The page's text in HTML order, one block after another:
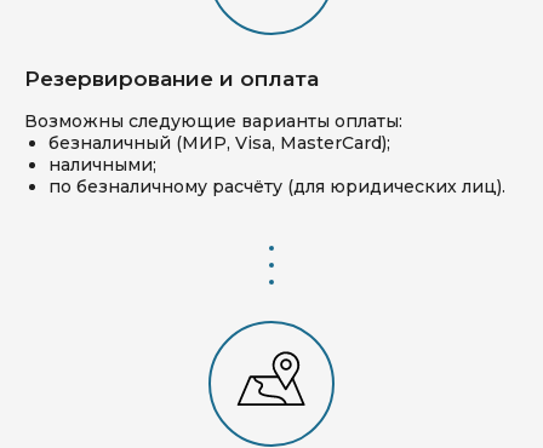
Резервирование и оплата
Возможны следующие варианты оплаты:
безналичный (МИР, Visa, MasterCard);
наличными;
по безналичному расчёту (для юридических лиц).